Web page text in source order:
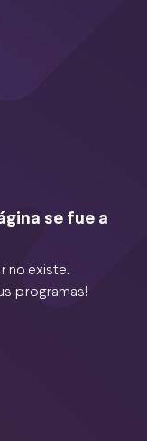
se fue a
no existe.
programas!